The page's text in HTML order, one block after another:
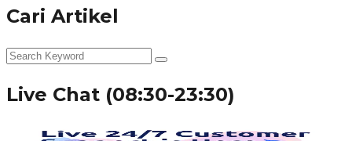
Cari Artikel
Live Chat (08:30-23:30)